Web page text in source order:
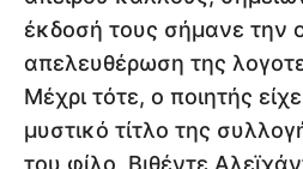
έκδοσή τους σήμανε την
απελευθέρωση της
Μέχρι τότε, ο ποιητής
μυστικό τίτλο της
του φίλο, Βιθέντε